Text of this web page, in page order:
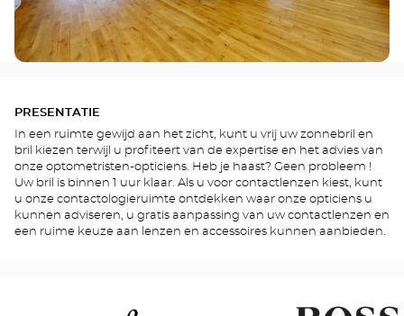
PRESENTATIE
In een ruimte gewijd aan het zicht, kunt u vrij uw zonnebril en
bril kiezen terwijl u profiteert van de expertise en het advies van
onze optometristen-opticiens. Heb je haast? Geen probleem !
Uw bril is binnen 1 uur klaar. Als u voor contactlenzen kiest, kunt
u onze contactologieruimte ontdekken waar onze opticiens u
kunnen adviseren, u gratis aanpassing van uw contactlenzen en
een ruime keuze aan lenzen en accessoires kunnen aanbieden.